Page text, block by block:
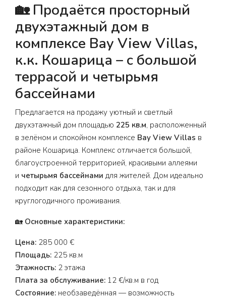
🏡Продаётся просторный
двухэтажный дом в
комплексе Bay View Villas,
к.к. Кошарица – с большой
террасой и четырьмя
бассейнами
Предлагается на продажу уютный и светлый
двухэтажный дом площадью 225 кв.м, расположенный
в зелёном и спокойном комплексе Bay View Villas в
районе Кошарица. Комплекс отличается большой,
благоустроенной территорией, красивыми аллеями
и четырьмя бассейнами для жителей. Дом идеально
подходит как для сезонного отдыха, так и для
круглогодичного проживания.
🏡 Основные характеристики:
Цена: 285 000 €
Площадь: 225 кв.м
Этажность: 2 этажа
Плата за обслуживание: 12 €/кв.м в год
Состояние: необзаведённая — возможность